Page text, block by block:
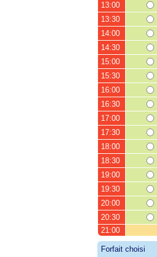
13:00
13:30
14:00
14:30
15:00
15:30
16:00
16:30
17:00
17:30
18:00
18:30
19:00
19:30
20:00
20:30
21:00
Forfait choisi